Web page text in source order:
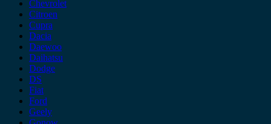
Chevrolet
Citroen
Cupra
Dacia
Daewoo
Daihatsu
Dodge
DS
Fiat
Ford
Geely